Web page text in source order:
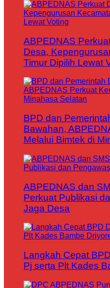
ABPEDNAS
Desa,
Timur Dipilih Lewat
BPD dan
Bawahan,
Melalui Bimtek di
ABPEDNAS dan
Perkuat Publikasi
Jaga Desa
Langkah Cepat
Pj serta Plt Kades